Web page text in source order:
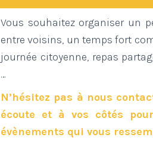
Vous souhaitez organiser un
entre voisins, un temps fort
journée citoyenne, repas
…
N’hésitez pas à nous
écoute et à vos côtés
évènements qui vous